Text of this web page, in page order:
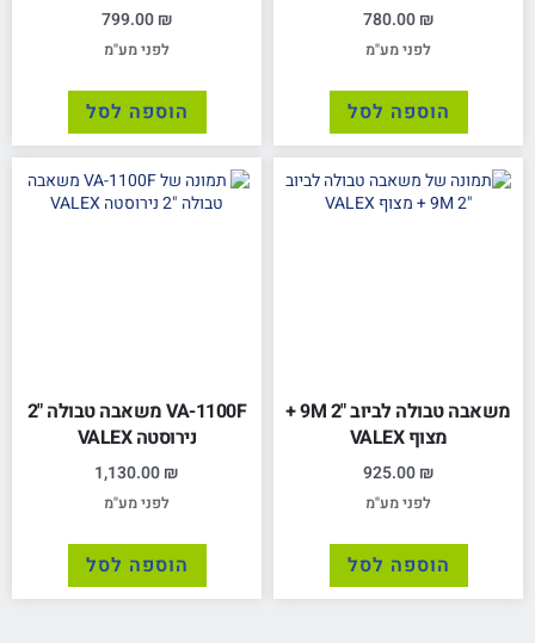
780.00₪
לפני מע"מ
הוספה לסל
799.00₪
לפני מע"מ
הוספה לסל
משאבה טבולה לביוב "2 9M +
מצוף VALEX
925.00₪
לפני מע"מ
הוספה לסל
VA-1100F משאבה טבולה "2
נירוסטה VALEX
1,130.00₪
לפני מע"מ
הוספה לסל